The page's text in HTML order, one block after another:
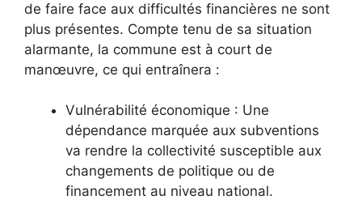
de faire face aux difficultés financières ne sont
plus présentes. Compte tenu de sa situation
alarmante, la commune est à court de
manœuvre, ce qui entraînera :
Vulnérabilité économique : Une
dépendance marquée aux subventions
va rendre la collectivité susceptible aux
changements de politique ou de
financement au niveau national.